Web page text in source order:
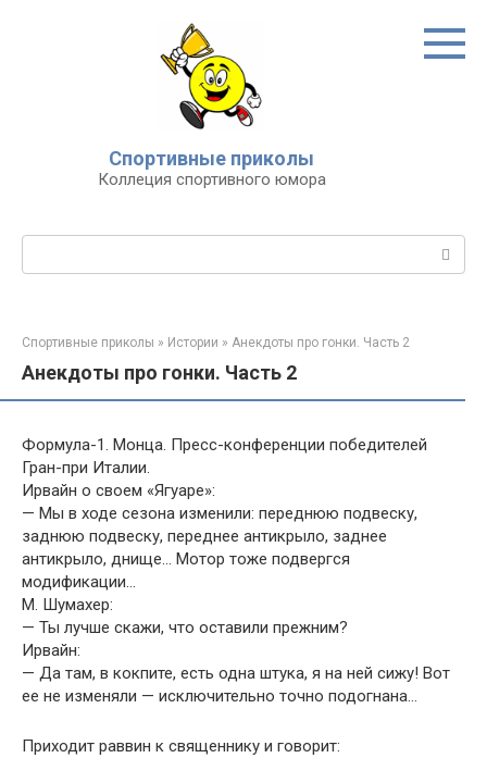
Спортивные приколы
Коллеция спортивного юмора
Спортивные приколы » Истории » Анекдоты про гонки. Часть 2
Анекдоты про гонки. Часть 2
Формула-1. Монца. Пресс-конференции победителей
Гран-при Италии.
Ирвайн о своем «Ягуаре»:
— Мы в ходе сезона изменили: переднюю подвеску,
заднюю подвеску, переднее антикрыло, заднее
антикрыло, днище… Мотор тоже подвергся
модификации…
М. Шумахер:
— Ты лучше скажи, что оставили прежним?
Ирвайн:
— Да там, в кокпите, есть одна штука, я на ней сижу! Вот
ее не изменяли — исключительно точно подогнана…
Приходит раввин к священнику и говорит: